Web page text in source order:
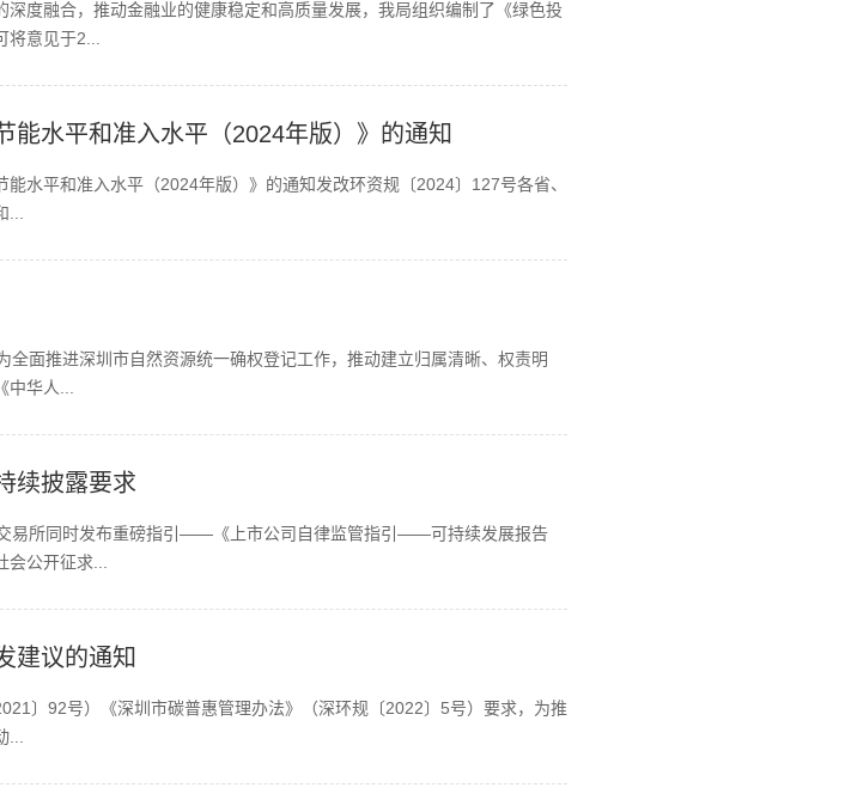
度融合，推动金融业的健康稳定和高质量发展，我局组织编制了《绿色投
意见于2...
能水平和准入水平（2024年版）》的通知
水平和准入水平（2024年版）》的通知发改环资规〔2024〕127号各省、
进深圳市自然资源统一确权登记工作，推动建立归属清晰、权责明
华人...
续披露要求
易所同时发布重磅指引——《上市公司自律监管指引——可持续发展报告
公开征求...
建议的通知
〕92号）《深圳市碳普惠管理办法》（深环规〔2022〕5号）要求，为推